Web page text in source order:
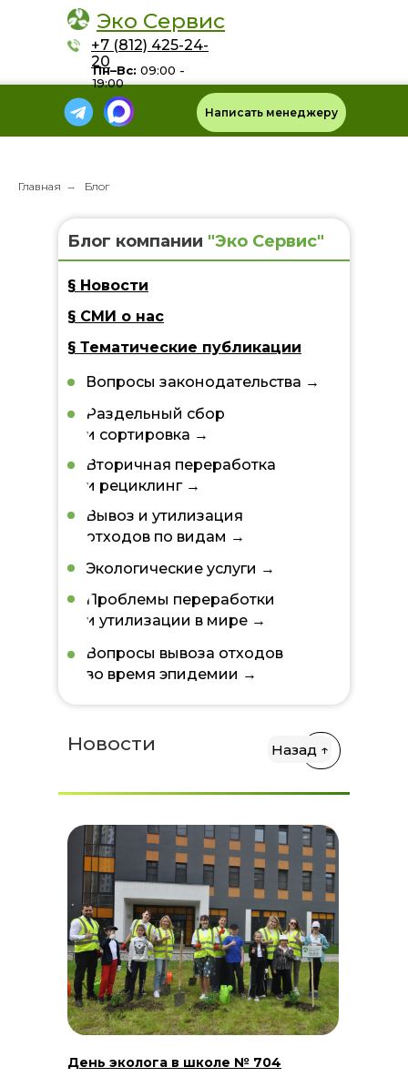
+7 (812) 425-24-
20
Пн–Вс: 09:00 -
19:00
Эко Сервис
Написать менеджеру
Главная → Блог
Блог компании "Эко Сервис"
Вторичная переработка
и рециклинг →
Раздельный сбор
и сортировка →
Вопросы законодательства →
§ Тематические пyбликации
§ Новости
§ СМИ о нас
Вывоз и утилизация
отходов по видам →
Экологические услуги →
Проблемы переработки
и утилизации в мире →
Вопросы вывоза отходов
во время эпидемии →
Новости Назад ↑
День эколога в школе № 704